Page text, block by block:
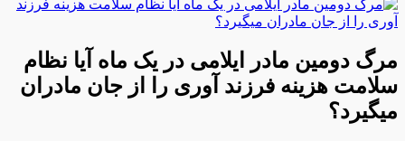
مرگ دومین مادر ایلامی در یک ماه آیا نظام
سلامت هزینه فرزند آوری را از جان مادران
میگیرد؟